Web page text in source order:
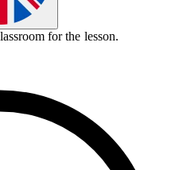
for the lesson.